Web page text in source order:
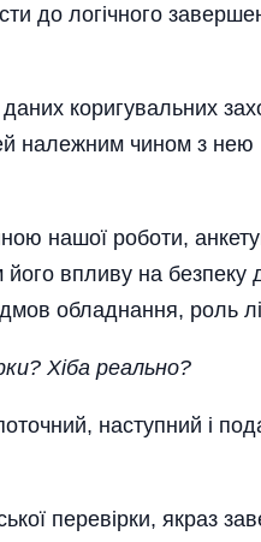
до логічного
коригувальних
належним чином з нею
нашої роботи,
його впливу на безпеку
обладнання, роль
Хіба реально?
наступний і
перевірки, якраз